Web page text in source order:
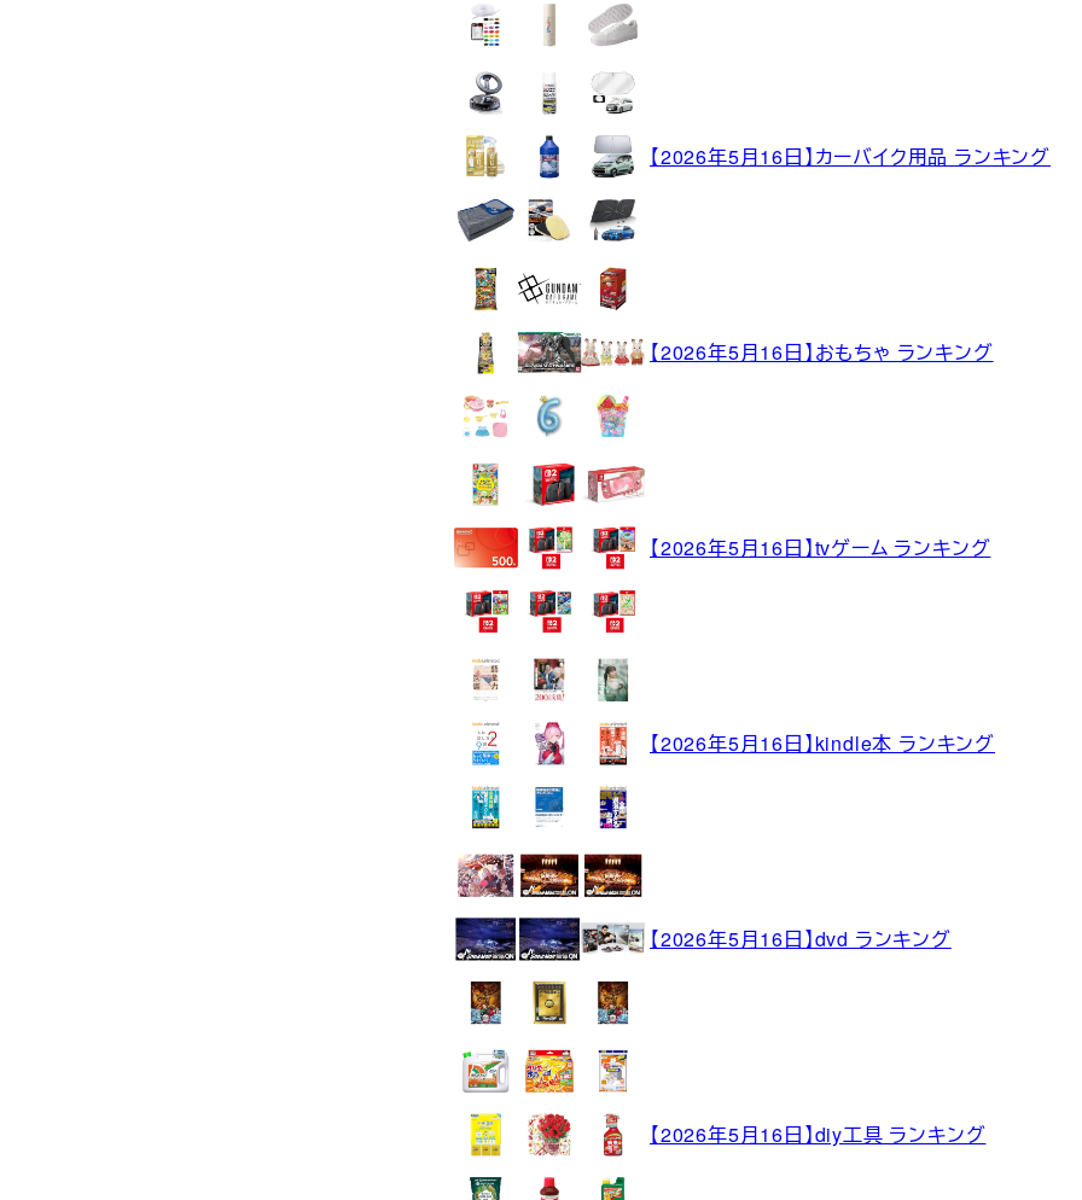
【2026年5月16日】カーバイク用品 ランキング
【2026年5月16日】おもちゃ ランキング
【2026年5月16日】tvゲーム ランキング
【2026年5月16日】kindle本 ランキング
【2026年5月16日】dvd ランキング
【2026年5月16日】diy工具 ランキング